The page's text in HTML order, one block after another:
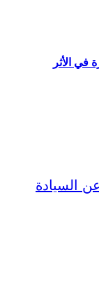
في الأثر